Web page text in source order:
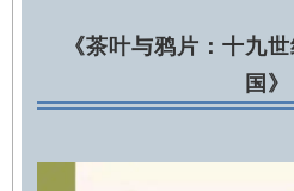
《茶叶与鸦片： 十九
国》